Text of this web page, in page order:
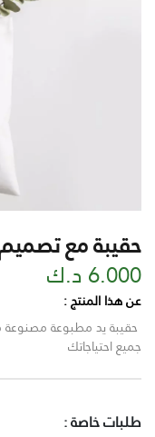
حقيبة مع
6.000 د.ك
عن هذا المنتج :
حقيبة يد مطبوعة
جميع احتياجاتك
طلبات خاصة :